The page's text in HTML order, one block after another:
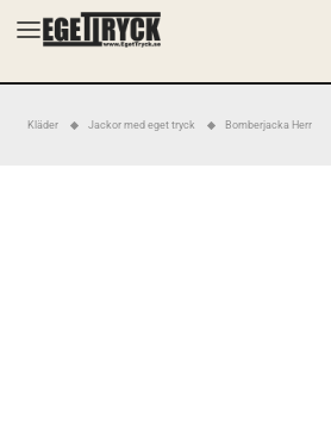
Kläder Jackor med eget tryck Bomberjacka Herr